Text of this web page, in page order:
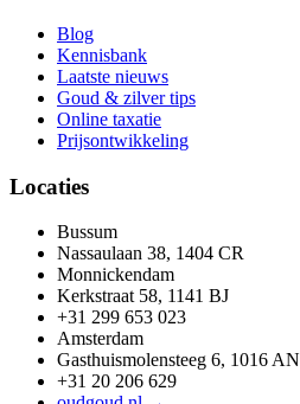
Blog
Kennisbank
Laatste nieuws
Goud & zilver tips
Online taxatie
Prijsontwikkeling
Locaties
Bussum
Nassaulaan 38, 1404 CR
Monnickendam
Kerkstraat 58, 1141 BJ
+31 299 653 023
Amsterdam
Gasthuismolensteeg 6, 1016 AN
+31 20 206 629